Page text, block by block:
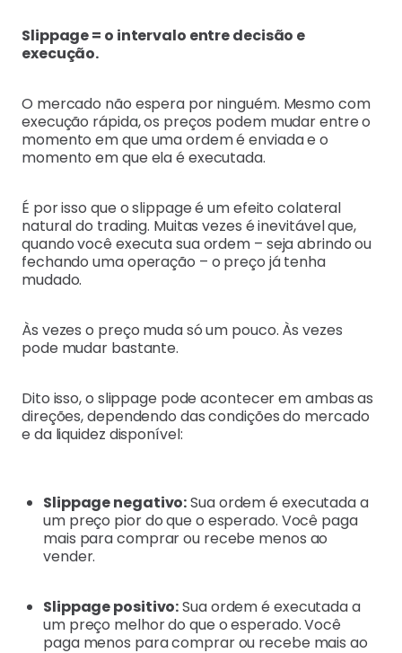
Slippage = o intervalo entre decisão e
execução.
O mercado não espera por ninguém. Mesmo com
execução rápida, os preços podem mudar entre o
momento em que uma ordem é enviada e o
momento em que ela é executada.
É por isso que o slippage é um efeito colateral
natural do trading. Muitas vezes é inevitável que,
quando você executa sua ordem – seja abrindo ou
fechando uma operação – o preço já tenha
mudado.
Às vezes o preço muda só um pouco. Às vezes
pode mudar bastante.
Dito isso, o slippage pode acontecer em ambas as
direções, dependendo das condições do mercado
e da liquidez disponível:
Slippage negativo:Sua ordem é executada a
um preço pior do que o esperado. Você paga
mais para comprar ou recebe menos ao
vender.
Slippage positivo:Sua ordem é executada a
um preço melhor do que o esperado. Você
paga menos para comprar ou recebe mais ao